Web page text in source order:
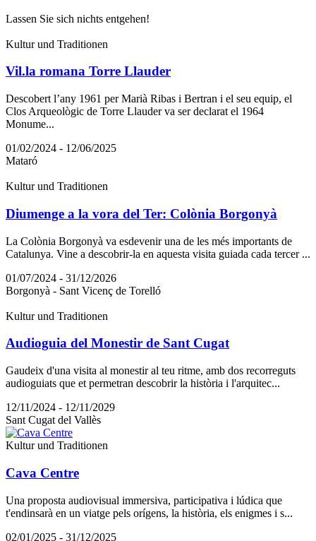
Lassen Sie sich nichts entgehen!
Kultur und Traditionen
Vil.la romana Torre Llauder
Descobert l’any 1961 per Marià Ribas i Bertran i el seu equip, el
Clos Arqueològic de Torre Llauder va ser declarat el 1964
Monume...
01/02/2024 - 12/06/2025
Mataró
Kultur und Traditionen
Diumenge a la vora del Ter: Colònia Borgonyà
La Colònia Borgonyà va esdevenir una de les més importants de
Catalunya. Vine a descobrir-la en aquesta visita guiada cada tercer ...
01/07/2024 - 31/12/2026
Borgonyà - Sant Vicenç de Torelló
Kultur und Traditionen
Audioguia del Monestir de Sant Cugat
Gaudeix d'una visita al monestir al teu ritme, amb dos recorreguts
audioguiats que et permetran descobrir la història i l'arquitec...
12/11/2024 - 12/11/2029
Sant Cugat del Vallès
Kultur und Traditionen
Cava Centre
Una proposta audiovisual immersiva, participativa i lúdica que
t'endinsarà en un viatge pels orígens, la història, els enigmes i s...
02/01/2025 - 31/12/2025